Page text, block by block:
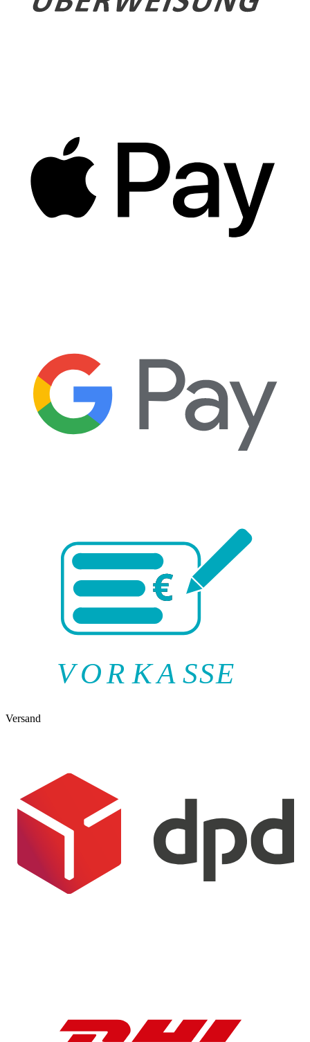
VOR KA SSE
Versand